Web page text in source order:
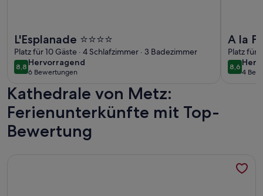
L'Esplanade ⭐️⭐️⭐️⭐️
Platz für 10 Gäste · 4 Schlafzimmer · 3 Badezimmer
8,88,8 von 10
Hervorragend
hervorragend
6 Bewertungen
(6
bewertungen)
A la
Platz für
8,68,6 von
4
(4
Kathedrale von Metz:
Ferienunterkünfte mit Top-
Bewertung